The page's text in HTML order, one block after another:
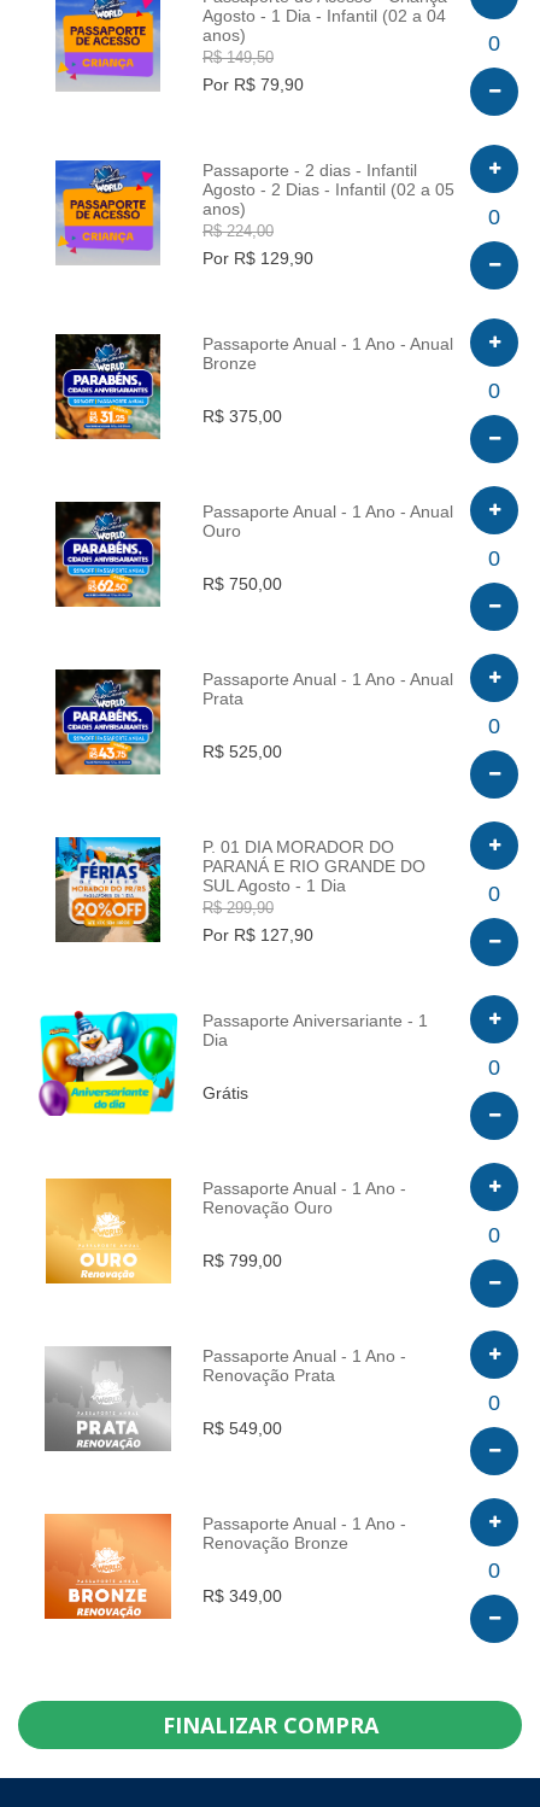
INFO
Agosto - 1 Dia - Infantil (02 a 04
anos)
R$ 149,50
Por R$ 79,90
0
INFO
Passaporte - 2 dias - Infantil
Agosto - 2 Dias - Infantil (02 a 05
anos)
R$ 224,00
Por R$ 129,90
0
INFO
Passaporte Anual - 1 Ano - Anual
Bronze
R$ 375,00
0
INFO
Passaporte Anual - 1 Ano - Anual
Ouro
R$ 750,00
0
INFO
Passaporte Anual - 1 Ano - Anual
Prata
R$ 525,00
0
INFO
P. 01 DIA MORADOR DO
PARANÁ E RIO GRANDE DO
SUL Agosto - 1 Dia
R$ 299,90
Por R$ 127,90
0
INFO
Passaporte Aniversariante - 1
Dia
Grátis
0
INFO
Passaporte Anual - 1 Ano -
Renovação Ouro
R$ 799,00
0
INFO
Passaporte Anual - 1 Ano -
Renovação Prata
R$ 549,00
0
INFO
Passaporte Anual - 1 Ano -
Renovação Bronze
R$ 349,00
0
FINALIZAR COMPRA